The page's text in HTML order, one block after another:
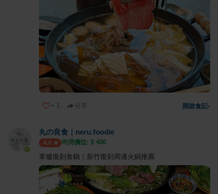
+ 1 分享 開啟食記›
丸の良食｜neru.foodie
4.0 均消價位: $ 400
韋爐復刻食鍋｜新竹復刻周邊火鍋推薦